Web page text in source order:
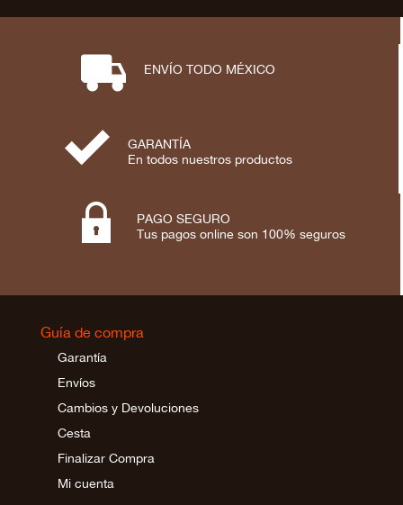
⋑ ENVÍO TODO MÉXICO
⋟
GARANTÍA
En todos nuestros productos

PAGO SEGURO
Tus pagos online son 100% seguros
Guía de compra
Garantía
Envíos
Cambios y Devoluciones
Cesta
Finalizar Compra
Mi cuenta